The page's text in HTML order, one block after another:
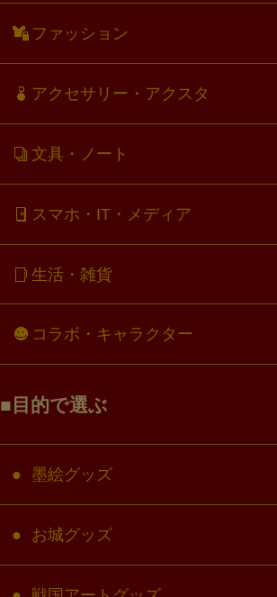
ファッション
アクセサリー・アクスタ
文具・ノート
スマホ・IT・メディア
生活・雑貨
コラボ・キャラクター
目的で選ぶ
墨絵グッズ
お城グッズ